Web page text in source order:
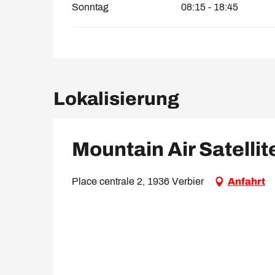
Sonntag 08:15 - 18:45
Lokalisierung
Mountain Air
Place centrale 2, 1936 Verbier Anfahrt